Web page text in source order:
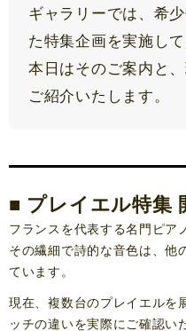
ギャラリーでは、希
た特集企画を実施して
本日はそのご案内と
ご紹介いたします。
■ プレイエル特集
フランスを代表する名門ピア
その繊細で詩的な音色は、他
ています。
現在、複数台のプレイエルを
ッチの違いを実際にご確認い